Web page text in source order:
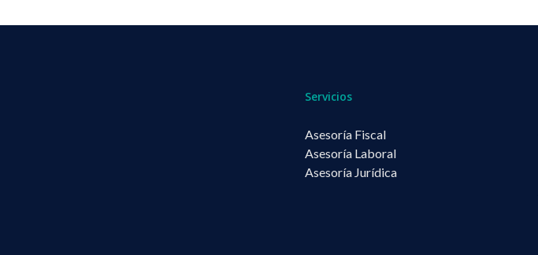
Servicios
Asesoría Fiscal
Asesoría Laboral
Asesoría Jurídica